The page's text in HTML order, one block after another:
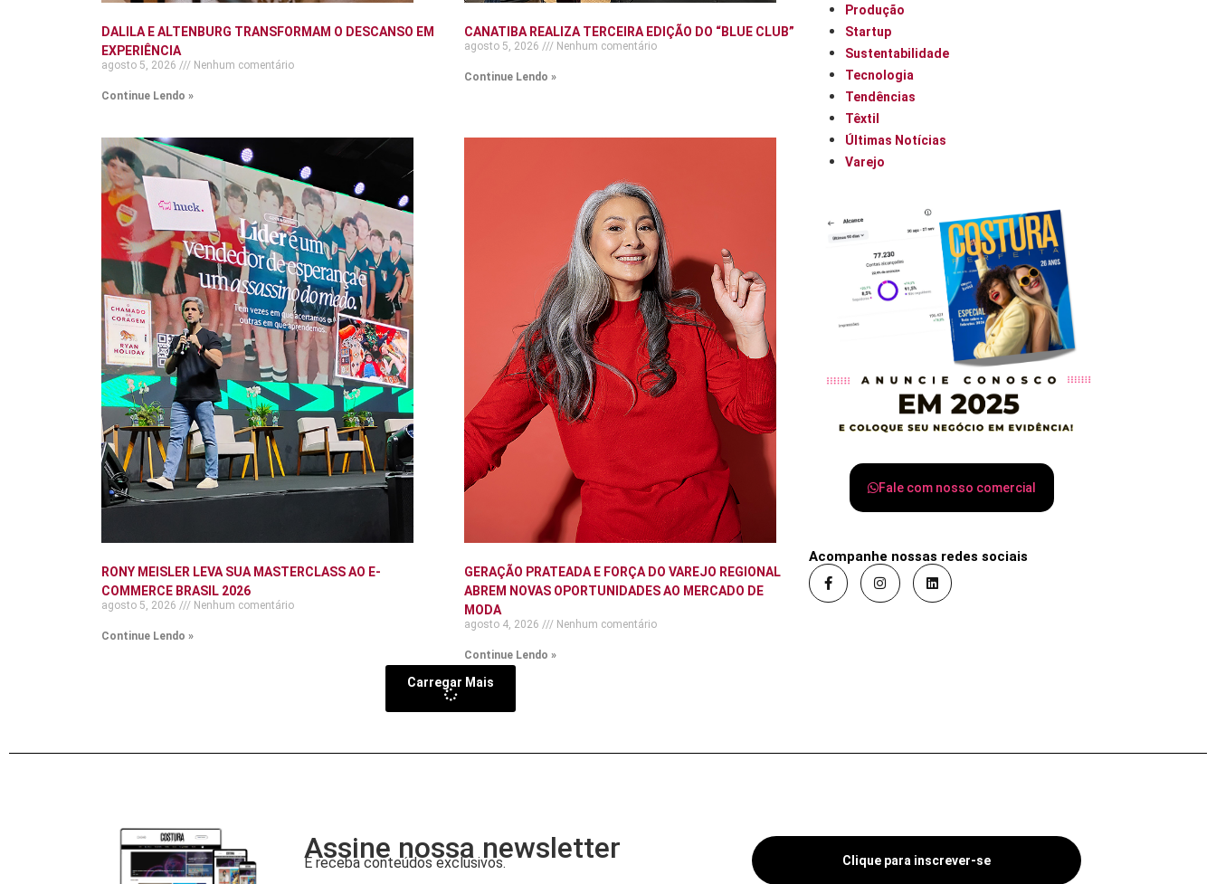
DALILA E ALTENBURG TRANSFORMAM O DESCANSO EM
EXPERIÊNCIA
agosto 5, 2026 Nenhum comentário
Continue Lendo »
CANATIBA REALIZA TERCEIRA EDIÇÃO DO “BLUE CLUB”
agosto 5, 2026 Nenhum comentário
Continue Lendo »
RONY MEISLER LEVA SUA MASTERCLASS AO E-
COMMERCE BRASIL 2026
agosto 5, 2026 Nenhum comentário
Continue Lendo »
GERAÇÃO PRATEADA E FORÇA DO VAREJO REGIONAL
ABREM NOVAS OPORTUNIDADES AO MERCADO DE
MODA
agosto 4, 2026 Nenhum comentário
Continue Lendo »
Carregar Mais
Produção
Startup
Sustentabilidade
Tecnologia
Tendências
Têxtil
Últimas Notícias
Varejo
Fale com nosso comercial
Acompanhe nossas redes sociais
Assine nossa newsletter
E receba conteúdos exclusivos. Clique para inscrever-se